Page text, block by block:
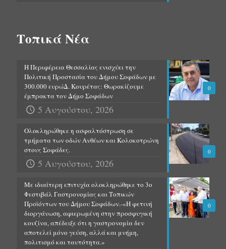
Τοπικά Νέα
0
Η Περιφέρεια Θεσσαλίας ενισχύει την
Πολιτική Προστασία του Δήμου Σοφάδων με
300.000 ευρώΔ. Κουρέτας: Θωρακίζουμε
έμπρακτα τον Δήμο Σοφάδων
5 Αυγούστου, 2026
0
Ολοκληρώθηκε η ασφαλτόστρωση σε
τμήματα των οδών Ανθέων και Κολοκοτρώνη
στους Σοφάδες.
5 Αυγούστου, 2026
0
Με ιδιαίτερη επιτυχία ολοκληρώθηκε το 3ο
Φεστιβάλ Γαστρονομίας και Τοπικών
Προϊόντων του Δήμου Σοφάδων.-«Η φετινή
διοργάνωση, αφιερωμένη στην προσφυγική
κουζίνα, απέδειξε ότι η γαστρονομία δεν
αποτελεί μόνο γεύση, αλλά και μνήμη,
πολιτισμό και ταυτότητα.»